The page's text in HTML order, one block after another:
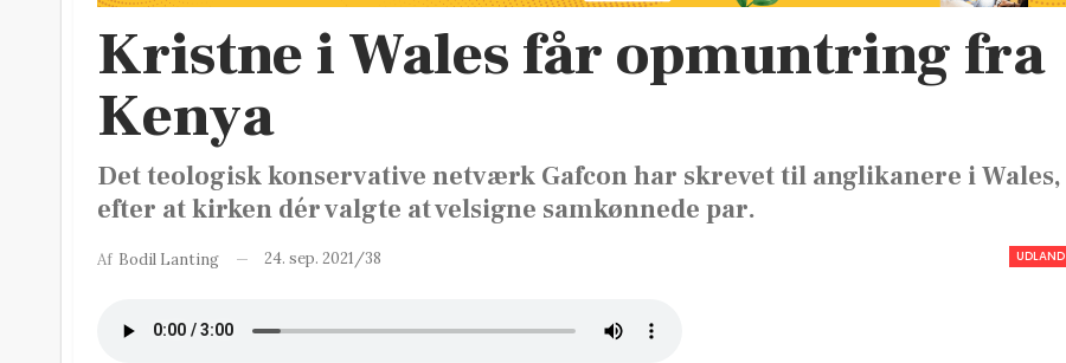
Kristne i Wales får opmuntring fra
Kenya
Det teologisk konservative netværk Gafcon har skrevet til anglikanere i Wales,
efter at kirken dér valgte at velsigne samkønnede par.
UDLAND
Af Bodil Lanting 24. sep. 2021/38